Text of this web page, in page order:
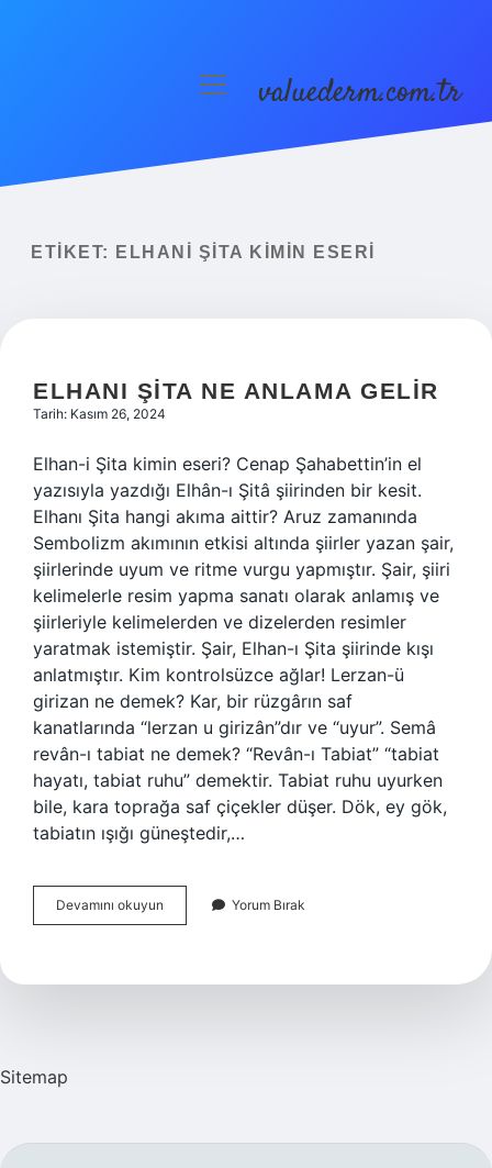
Yasal Uyarı
menüyüvaluederm.com.tr
ETIKET: ELHANI ŞITA KIMIN ESERI
ELHANI ŞITA NE ANLAMA GELIR
Tarih: Kasım 26, 2024
Elhan-i Şita kimin eseri? Cenap Şahabettin’in el
yazısıyla yazdığı Elhân-ı Şitâ şiirinden bir kesit.
Elhanı Şita hangi akıma aittir? Aruz zamanında
Sembolizm akımının etkisi altında şiirler yazan şair,
şiirlerinde uyum ve ritme vurgu yapmıştır. Şair, şiiri
kelimelerle resim yapma sanatı olarak anlamış ve
şiirleriyle kelimelerden ve dizelerden resimler
yaratmak istemiştir. Şair, Elhan-ı Şita şiirinde kışı
anlatmıştır. Kim kontrolsüzce ağlar! Lerzan-ü
girizan ne demek? Kar, bir rüzgârın saf
kanatlarında “lerzan u girizân”dır ve “uyur”. Semâ
revân-ı tabiat ne demek? “Revân-ı Tabiat” “tabiat
hayatı, tabiat ruhu” demektir. Tabiat ruhu uyurken
bile, kara toprağa saf çiçekler düşer. Dök, ey gök,
tabiatın ışığı güneştedir,…
Devamını okuyun
Şita
Gelir
Yorum Bırak
Sitemap